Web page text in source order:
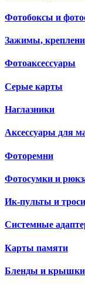
Фотобоксы и
Зажимы,
Фотоаксессуары
Серые карты
Наглазники
Аксессуары для
Фоторемни
Фотосумки и
Ик-пульты и
Системные
Карты памяти
Бленды и крышки